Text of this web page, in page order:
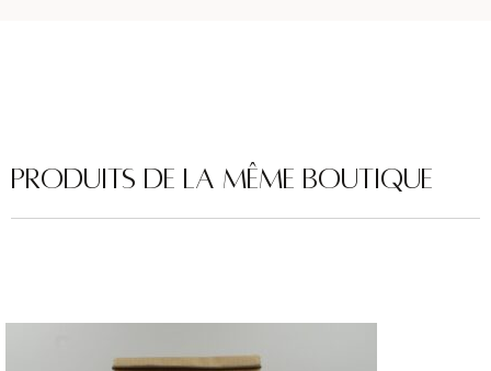
Produits de la même boutique